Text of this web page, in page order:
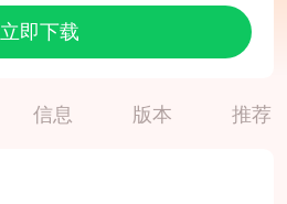
立即下载
信息 版本 推荐